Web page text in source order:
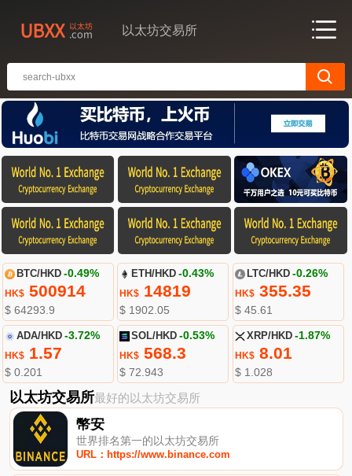
以太坊交易所
BTC/HKD -0.49%
HK$500914
$ 64293.9
ETH/HKD -0.43%
HK$ 14819
$ 1902.05
LTC/HKD -0.26%
HK$355.35
$ 45.61
ADA/HKD -3.72%
HK$1.57
$ 0.201
SOL/HKD -0.53%
HK$ 568.3
$ 72.943
XRP/HKD -1.87%
HK$8.01
$ 1.028
以太坊交易所最好的以太坊交易所
幣安
世界排名第一的以太坊交易所
URL：https://www.binance.com